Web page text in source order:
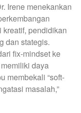
Irene menekankan
kreatif, pendidikan
dan stategis.
fix-mindset ke
daya
membekali “soft-
masalah,”